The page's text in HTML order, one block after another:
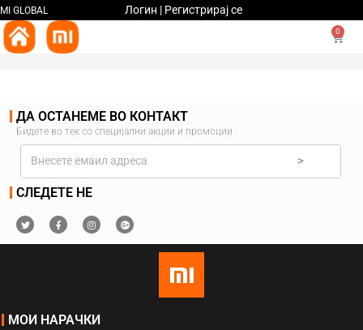
MI GLOBAL Логин | Регистрирај се
0
ДА ОСТАНЕМЕ ВО КОНТАКТ
Бидете во тек со специјални акции и промоции
>
СЛЕДЕТЕ НЕ
МОИ НАРАЧКИ